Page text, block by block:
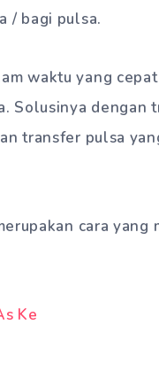
/ bagi pulsa.
waktu yang
Solusinya dengan
transfer pulsa
cara yang